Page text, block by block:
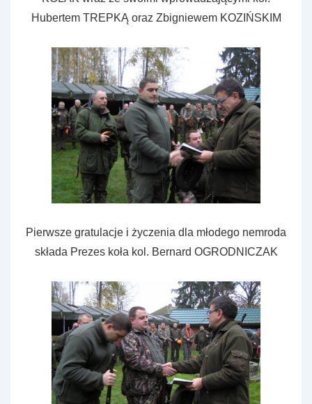
Hubertem TREPKĄ oraz Zbigniewem KOZIŃSKIM
Pierwsze gratulacje i życzenia dla młodego nemroda
składa Prezes koła kol. Bernard OGRODNICZAK